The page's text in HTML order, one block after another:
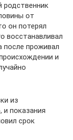
родственник
от
он потерял
восстанавливал
после проживал
и
из
и показания
срок